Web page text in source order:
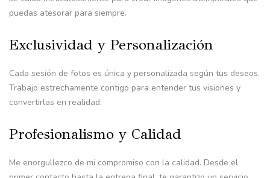
puedas atesorar para siempre.
Exclusividad y Personalización
Cada sesión de fotos es única y personalizada según tus deseos.
Trabajo estrechamente contigo para entender tus visiones y
convertirlas en realidad.
Profesionalismo y Calidad
Me enorgullezco de mi compromiso con la calidad. Desde el